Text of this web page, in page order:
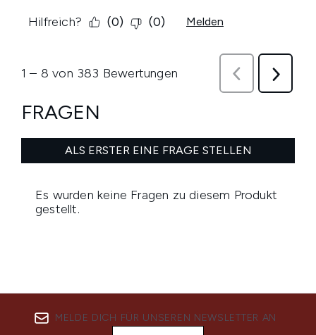
MELDE DICH FÜR UNSEREN NEWSLETTER AN